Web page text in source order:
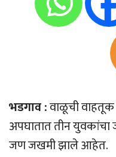
भडगाव :वाळूची
अपघातात तीन युवकांचा
जण जखमी झाले आहेत.